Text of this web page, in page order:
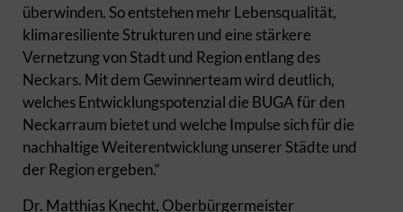
überwinden. So entstehen mehr Lebensqualität,
klimaresiliente Strukturen und eine stärkere
Vernetzung von Stadt und Region entlang des
Neckars. Mit dem Gewinnerteam wird deutlich,
welches Entwicklungspotenzial die BUGA für den
Neckarraum bietet und welche Impulse sich für die
nachhaltige Weiterentwicklung unserer Städte und
der Region ergeben.“
Dr. Matthias Knecht, Oberbürgermeister